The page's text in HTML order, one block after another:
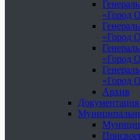
«Город
«Город
«Город
«Город
Архив